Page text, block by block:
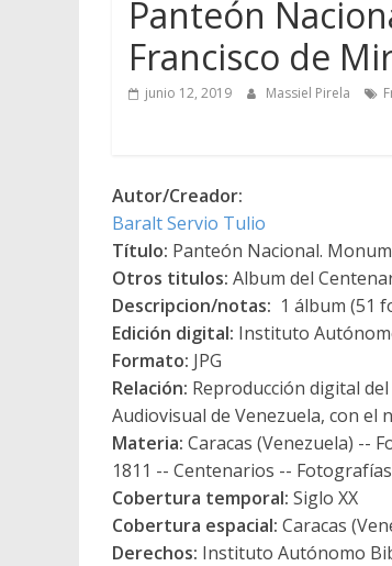
Panteón
Francisco de
junio 12, 2019 Massiel Pirela
Autor/Creador:
Baralt Servio Tulio
Título: Panteón Nacional.
Otros titulos: Album del
Descripcion/notas: 1 álbum (51
Edición digital: Instituto
Formato: JPG
Relación: Reproducción digital
Audiovisual de Venezuela, con el
Materia: Caracas (Venezuela) --
1811 -- Centenarios --
Cobertura temporal: Siglo XX
Cobertura espacial: Caracas
Derechos: Instituto Autónomo